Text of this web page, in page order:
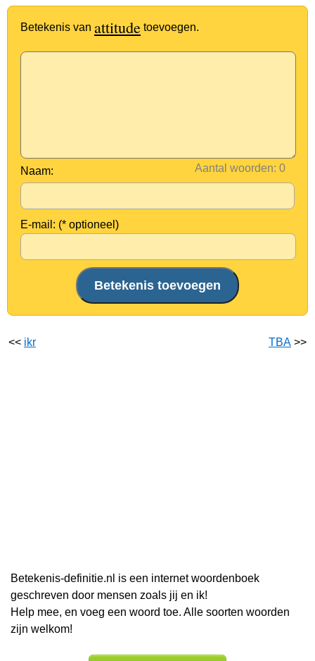
Betekenis van attitude toevoegen.
Aantal woorden:
Naam:
E-mail: (* optioneel)
<< ikr TBA >>
Betekenis-definitie.nl is een internet woordenboek
geschreven door mensen zoals jij en ik!
Help mee, en voeg een woord toe. Alle soorten woorden
zijn welkom!